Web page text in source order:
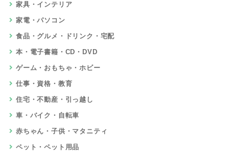
家具・インテリア
家電・パソコン
食品・グルメ・ドリンク・宅配
本・電子書籍・CD・DVD
ゲーム・おもちゃ・ホビー
仕事・資格・教育
住宅・不動産・引っ越し
車・バイク・自転車
赤ちゃん・子供・マタニティ
ペット・ペット用品